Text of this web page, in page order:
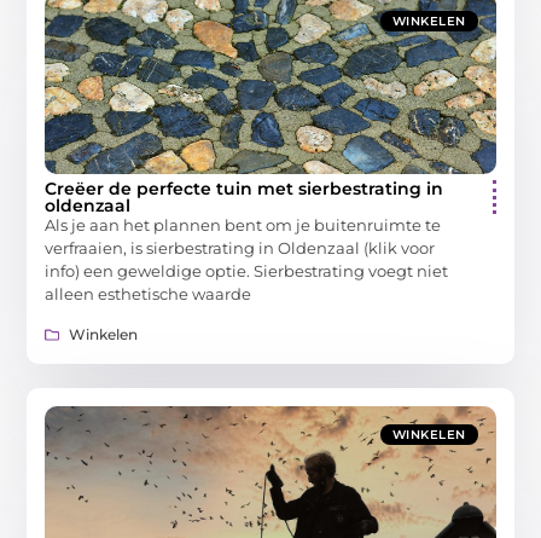
WINKELEN
Creëer de perfecte tuin met sierbestrating in
oldenzaal
Als je aan het plannen bent om je buitenruimte te
verfraaien, is sierbestrating in Oldenzaal (klik voor
info) een geweldige optie. Sierbestrating voegt niet
alleen esthetische waarde
Winkelen
WINKELEN